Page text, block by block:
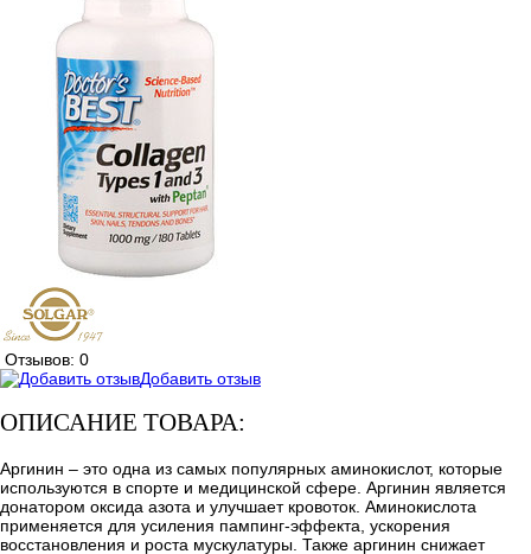
Отзывов: 0
Добавить отзыв
ОПИСАНИЕ ТОВАРА:
Аргинин – это одна из самых популярных аминокислот, которые
используются в спорте и медицинской сфере. Аргинин является
донатором оксида азота и улучшает кровоток. Аминокислота
применяется для усиления пампинг-эффекта, ускорения
восстановления и роста мускулатуры. Также аргинин снижает